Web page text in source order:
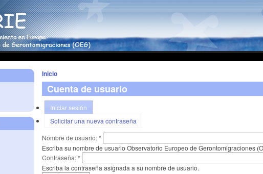
Inicio
Cuenta de usuario
Iniciar sesión
Solicitar una nueva contraseña
Nombre de usuario:*
Escriba su nombre de usuario Observatorio Europeo de Gerontomigraciones
Contraseña:*
Escriba la contraseña asignada a su nombre de usuario.